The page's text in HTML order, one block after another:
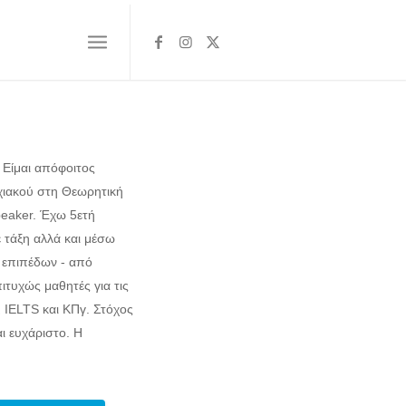
απόφοιτος
στη Θεωρητική
Έχω 5ετή
τάξη αλλά και μέσω
επιπέδων - από
μαθητές για τις
και ΚΠγ. Στόχος
ευχάριστο. Η